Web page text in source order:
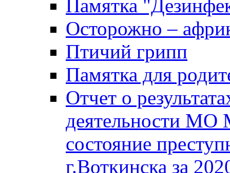
Памятка
Осторожно –
Птичий грипп
Памятка для
Отчет о
деятельности МО
состояние
г.Воткинска за